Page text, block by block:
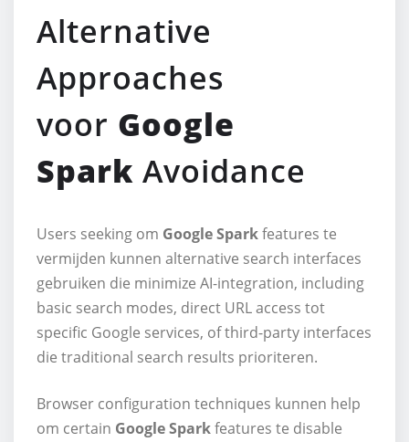
Alternative
Approaches
voor Google
Spark Avoidance
Users seeking om Google Sparkfeatures te
vermijden kunnen alternative search interfaces
gebruiken die minimize AI-integration, including
basic search modes, direct URL access tot
specific Google services, of third-party interfaces
die traditional search results prioriteren.
Browser configuration techniques kunnen help
om certain Google Sparkfeatures te disable